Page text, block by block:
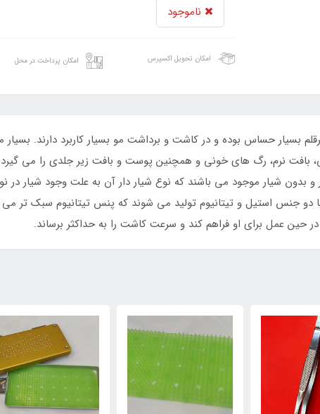
ناموجود
امکان تحویل اکسپرس امکان پرداخت در محل
بسیار حساس بوده و در کاشت و برداشت مو بسیار کاربرد دارند.
بافت نرم، رگ های خونی و همچنین پوست و بافت زیر جلدی را می
بدون شیار موجود می باشند که نوع شیار دار آن به علت وجود شیار
جنس استیل و تیتانیوم تولید می شوند که پنس تیتانیوم سبک تر
حین عمل برای او فراهم کند و سرعت کاشت را به حداکثر برساند.